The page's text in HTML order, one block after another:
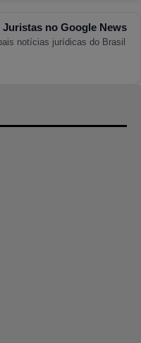
Juristas no Google News
notícias jurídicas do Brasil